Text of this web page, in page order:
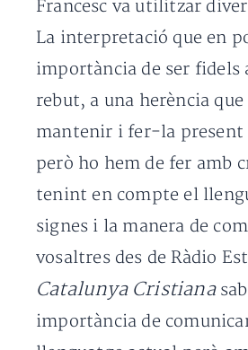
Francesc va utilitzar
La interpretació que en
importància de ser fidels
rebut, a una herència que
mantenir i fer-la present
però ho hem de fer amb
tenint en compte el
signes i la manera de
vosaltres des de Ràdio
Catalunya Cristiana
importància de